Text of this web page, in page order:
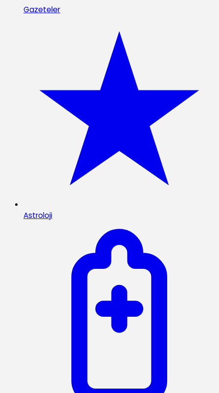
Gazeteler
Astroloji